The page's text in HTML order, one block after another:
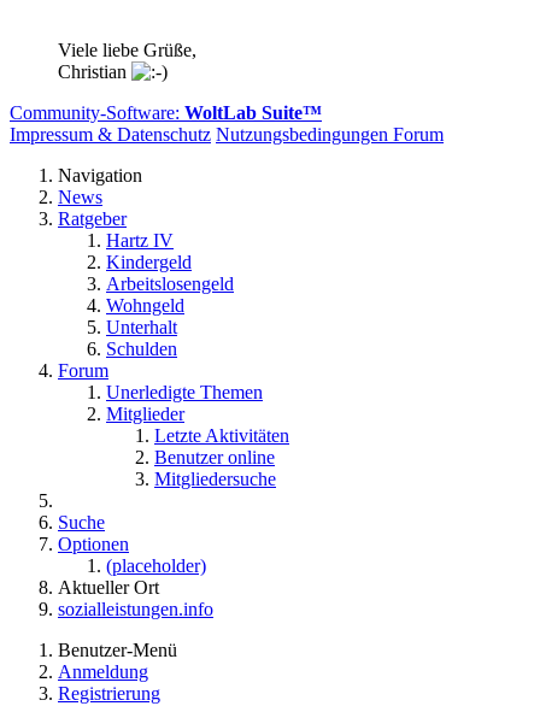
Viele liebe Grüße,
Christian
Community-Software: WoltLab Suite™
Impressum & Datenschutz Nutzungsbedingungen Forum
Navigation
News
Ratgeber
Hartz IV
Kindergeld
Arbeitslosengeld
Wohngeld
Unterhalt
Schulden
Forum
Unerledigte Themen
Mitglieder
Letzte Aktivitäten
Benutzer online
Mitgliedersuche
Suche
Optionen
(placeholder)
Aktueller Ort
sozialleistungen.info
Benutzer-Menü
Anmeldung
Registrierung